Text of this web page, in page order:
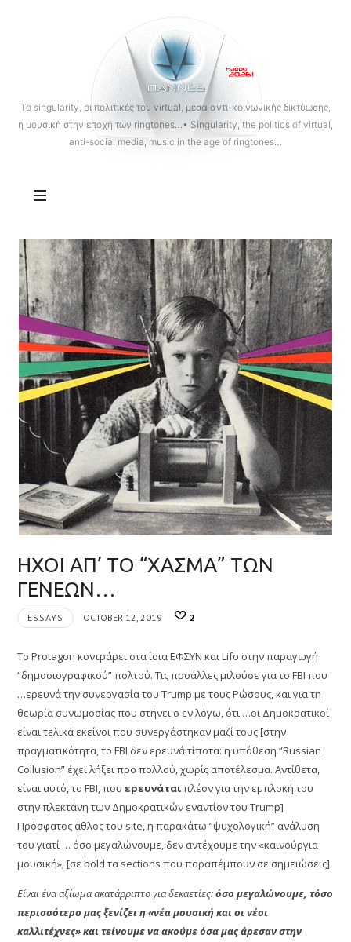
OANNES
To singularity, οι πολιτικές του virtual, μέσα αντι-κοινωνικής δικτύωσης,
η μουσική στην εποχή των ringtones…• Singularity, the politics of virtual,
anti-social media, music in the age of ringtones…
ΗΧΟΙ ΑΠ’ ΤΟ “ΧΑΣΜΑ” ΤΩΝ
ΓΕΝΕΩΝ…
ESSAYS OCTOBER 12, 2019 2
Το Protagon κοντράρει στα ίσια ΕΦΣΥΝ και Lifo στην παραγωγή
“δημοσιογραφικού” πολτού. Τις προάλλες μιλούσε για το FBI που
…ερευνά την συνεργασία του Trump με τους Ρώσους, και για τη
θεωρία συνωμοσίας που στήνει ο εν λόγω, ότι …οι Δημοκρατικοί
είναι τελικά εκείνοι που συνεργάστηκαν μαζί τους [στην
πραγματικότητα, το FBI δεν ερευνά τίποτα: η υπόθεση “Russian
Collusion” έχει λήξει προ πολλού, χωρίς αποτέλεσμα. Αντίθετα,
είναι αυτό, το FBI, πουερευνάταιπλέον για την εμπλοκή του
στην πλεκτάνη των Δημοκρατικών εναντίον του Trump]
Πρόσφατος άθλος του site, η παρακάτω “ψυχολογική” ανάλυση
του γιατί … όσο μεγαλώνουμε, δεν αντέχουμε την «καινούργια
μουσική»; [σε bold τα sections που παραπέμπουν σε σημειώσεις]
Είναι ένα αξίωμα ακατάρριπτο για δεκαετίες:όσο μεγαλώνουμε, τόσο
περισσότερο μας ξενίζει η «νέα μουσική και οι νέοι
καλλιτέχνες» και τείνουμε να ακούμε όσα μας άρεσαν στην